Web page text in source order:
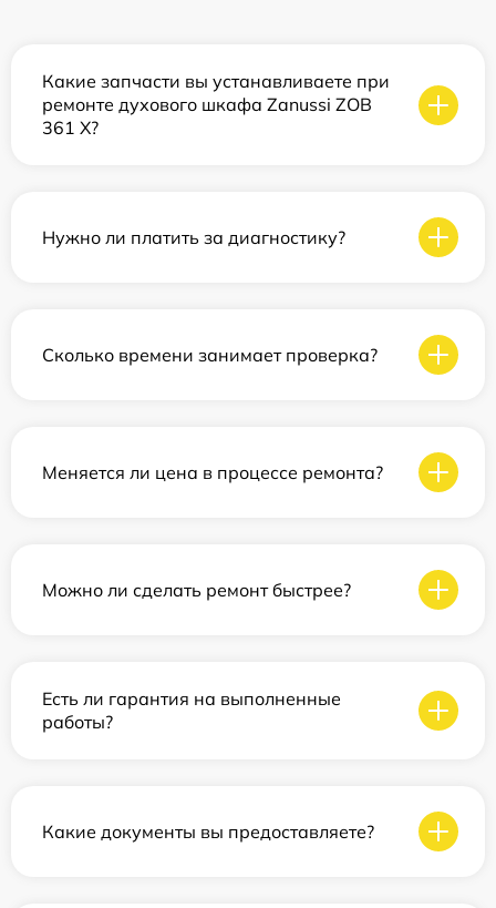
Какие запчасти вы устанавливаете при
ремонте духового шкафа Zanussi ZOB
361 X?
Нужно ли платить за диагностику?
Сколько времени занимает проверка?
Меняется ли цена в процессе ремонта?
Можно ли сделать ремонт быстрее?
Есть ли гарантия на выполненные
работы?
Какие документы вы предоставляете?